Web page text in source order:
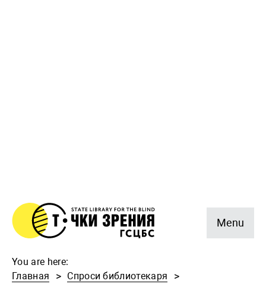
Menu
You are here:
Главная
Спроси библиотекаря